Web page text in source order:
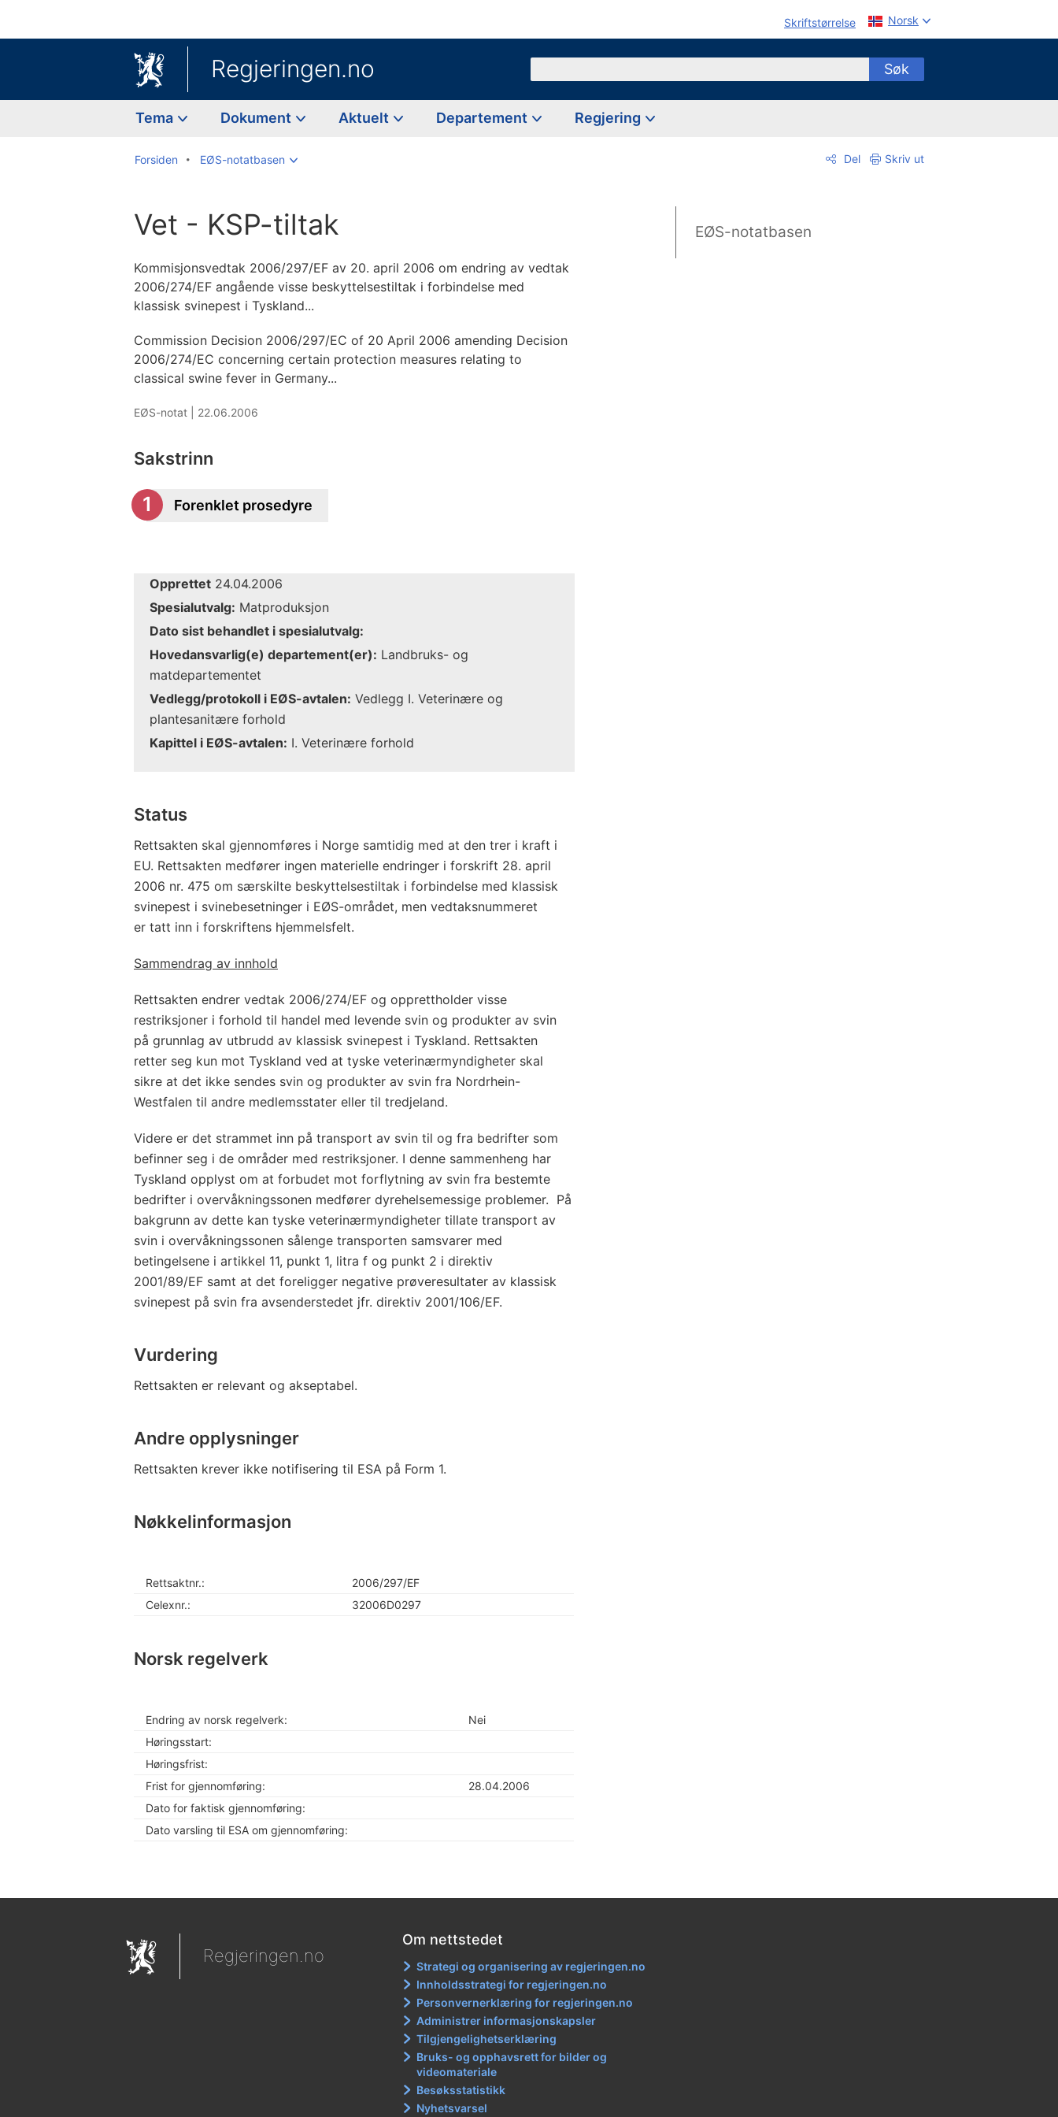
Skriftstørrelse Norsk
Regjeringen.no Søk
Tema Dokument Aktuelt Departement Regjering
Forsiden EØS-notatbasen Del Skriv ut
Vet - KSP-tiltak
Kommisjonsvedtak 2006/297/EF av 20. april 2006 om endring av vedtak
2006/274/EF angående visse beskyttelsestiltak i forbindelse med
klassisk svinepest i Tyskland...
Commission Decision 2006/297/EC of 20 April 2006 amending Decision
2006/274/EC concerning certain protection measures relating to
classical swine fever in Germany...
EØS-notat | 22.06.2006
Sakstrinn
Forenklet prosedyre
Opprettet 24.04.2006
Spesialutvalg: Matproduksjon
Dato sist behandlet i spesialutvalg:
Hovedansvarlig(e) departement(er): Landbruks- og
matdepartementet
Vedlegg/protokoll i EØS-avtalen: Vedlegg I. Veterinære og
plantesanitære forhold
Kapittel i EØS-avtalen: I. Veterinære forhold
Status
Rettsakten skal gjennomføres i Norge samtidig med at den trer i kraft i
EU. Rettsakten medfører ingen materielle endringer i forskrift 28. april
2006 nr. 475 om særskilte beskyttelsestiltak i forbindelse med klassisk
svinepest i svinebesetninger i EØS-området, men vedtaksnummeret
er tatt inn i forskriftens hjemmelsfelt.
Sammendrag av innhold
Rettsakten endrer vedtak 2006/274/EF og opprettholder visse
restriksjoner i forhold til handel med levende svin og produkter av svin
på grunnlag av utbrudd av klassisk svinepest i Tyskland. Rettsakten
retter seg kun mot Tyskland ved at tyske veterinærmyndigheter skal
sikre at det ikke sendes svin og produkter av svin fra Nordrhein-
Westfalen til andre medlemsstater eller til tredjeland.
Videre er det strammet inn på transport av svin til og fra bedrifter som
befinner seg i de områder med restriksjoner. I denne sammenheng har
Tyskland opplyst om at forbudet mot forflytning av svin fra bestemte
bedrifter i overvåkningssonen medfører dyrehelsemessige problemer. På
bakgrunn av dette kan tyske veterinærmyndigheter tillate transport av
svin i overvåkningssonen sålenge transporten samsvarer med
betingelsene i artikkel 11, punkt 1, litra f og punkt 2 i direktiv
2001/89/EF samt at det foreligger negative prøveresultater av klassisk
svinepest på svin fra avsenderstedet jfr. direktiv 2001/106/EF.
Vurdering
Rettsakten er relevant og akseptabel.
Andre opplysninger
Rettsakten krever ikke notifisering til ESA på Form 1.
Nøkkelinformasjon
Rettsaktnr.:
2006/297/EF
Celexnr.:
32006D0297
Norsk regelverk
Endring av norsk regelverk:
Nei
Høringsstart:
Høringsfrist:
Frist for gjennomføring:
28.04.2006
Dato for faktisk gjennomføring:
Dato varsling til ESA om gjennomføring:
EØS-notatbasen
Regjeringen.no
Om nettstedet
Strategi og organisering av regjeringen.no
Innholdsstrategi for regjeringen.no
Personvernerklæring for regjeringen.no
Administrer informasjonskapsler
Tilgjengelighetserklæring
Bruks- og opphavsrett for bilder og
videomateriale
Besøksstatistikk
Nyhetsvarsel